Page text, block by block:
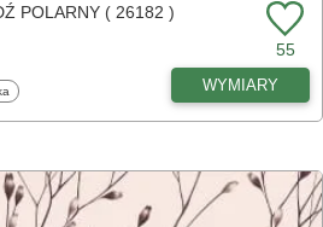
POLARNY ( 26182 )
55
WYMIARY